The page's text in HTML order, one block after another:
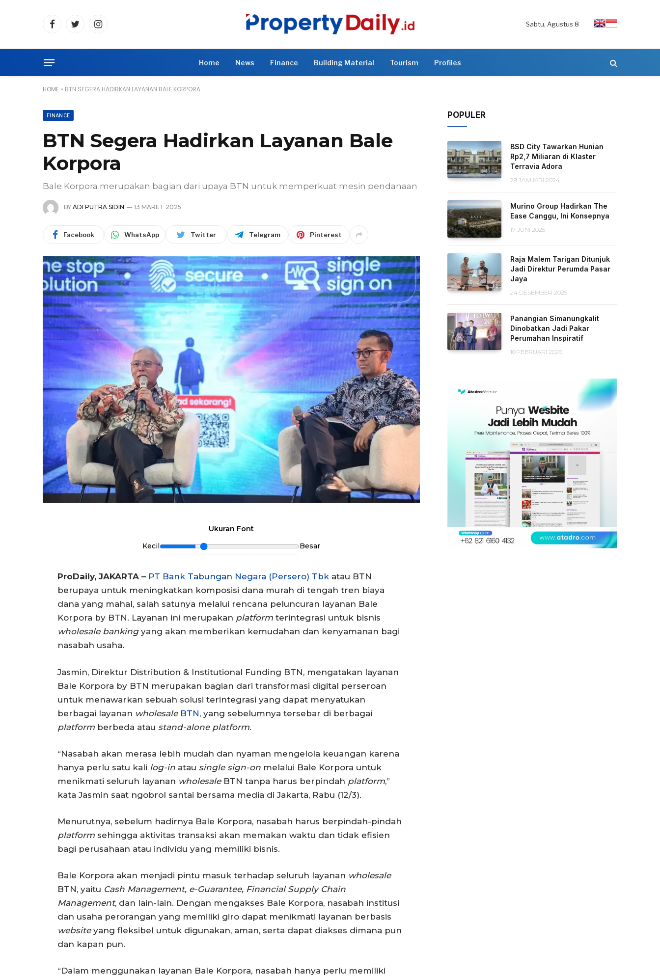
FacebookTwitterInstagram
Sabtu, Agustus 8
Home News Finance Building Material Tourism Profiles
HOME » BTN SEGERA HADIRKAN LAYANAN BALE KORPORA
FINANCE
BTN Segera Hadirkan Layanan Bale
Korpora
Bale Korpora merupakan bagian dari upaya BTN untuk memperkuat mesin pendanaan
BY ADI PUTRA SIDIN 13 MARET 2025
Facebook WhatsApp Twitter Telegram Pinterest
Ukuran Font
Kecil
Besar
ProDaily, JAKARTA – PT Bank Tabungan Negara (Persero) Tbk atau BTN
berupaya untuk meningkatkan komposisi dana murah di tengah tren biaya
dana yang mahal, salah satunya melalui rencana peluncuran layanan Bale
Korpora by BTN. Layanan ini merupakan platform terintegrasi untuk bisnis
wholesale bankingyang akan memberikan kemudahan dan kenyamanan bagi
nasabah usaha.
Jasmin, Direktur Distribution & Institutional Funding BTN, mengatakan layanan
Bale Korpora by BTN merupakan bagian dari transformasi digital perseroan
untuk menawarkan sebuah solusi terintegrasi yang dapat menyatukan
berbagai layanan wholesale BTN, yang sebelumnya tersebar di berbagai
platform berbeda atau stand-alone platform.
“Nasabah akan merasa lebih mudah dan nyaman mengelola keuangan karena
hanya perlu satu kali log-in atau single sign-on melalui Bale Korpora untuk
menikmati seluruh layanan wholesaleBTN tanpa harus berpindah platform,”
kata Jasmin saat ngobrol santai bersama media di Jakarta, Rabu (12/3).
Menurutnya, sebelum hadirnya Bale Korpora, nasabah harus berpindah-pindah
platform sehingga aktivitas transaksi akan memakan waktu dan tidak efisien
bagi perusahaan atau individu yang memiliki bisnis.
Bale Korpora akan menjadi pintu masuk terhadap seluruh layanan wholesale
BTN, yaitu Cash Management, e-Guarantee, Financial Supply Chain
Management, dan lain-lain. Dengan mengakses Bale Korpora, nasabah institusi
dan usaha perorangan yang memiliki giro dapat menikmati layanan berbasis
websiteyang fleksibel untuk digunakan, aman, serta dapat diakses dimana pun
dan kapan pun.
“Dalam menggunakan layanan Bale Korpora, nasabah hanya perlu memiliki
POPULER
BSD City Tawarkan Hunian
Rp2,7 Miliaran di Klaster
Terravia Adora
29 JANUARI 2024
Murino Group Hadirkan The
Ease Canggu, Ini Konsepnya
17 JUNI 2025
Raja Malem Tarigan Ditunjuk
Jadi Direktur Perumda Pasar
Jaya
24 DESEMBER 2025
Panangian Simanungkalit
Dinobatkan Jadi Pakar
Perumahan Inspiratif
10 FEBRUARI 2026